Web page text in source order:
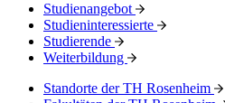
Studienangebot
Studieninteressierte
Studierende
Weiterbildung
Standorte der TH Rosenheim